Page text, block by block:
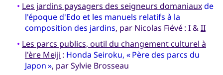
• Les jardins paysagers des seigneurs domaniauxde
l'époque d'Edo et les manuels relatifs à la
composition des jardins, par Nicolas Fiévé : I &II
• Les parcs publics, outil du changement culturel à
l'ère Meiji : Honda Seiroku, « Père des parcs du
Japon », par Sylvie Brosseau